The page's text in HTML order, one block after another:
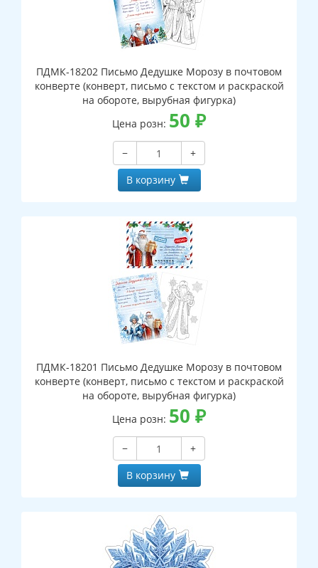
ПДМК-18202 Письмо Дедушке Морозу в почтовом
конверте (конверт, письмо с текстом и раскраской
на обороте, вырубная фигурка)
Цена розн: 50 ₽
−
+
В корзину
ПДМК-18201 Письмо Дедушке Морозу в почтовом
конверте (конверт, письмо с текстом и раскраской
на обороте, вырубная фигурка)
Цена розн: 50 ₽
−
+
В корзину